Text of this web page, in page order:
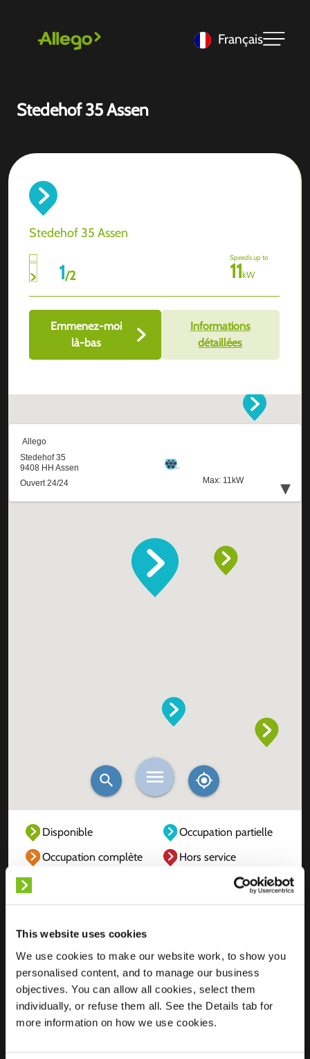
This website uses cookies
We use cookies to make our website work, to show you
personalised content, and to manage our business
objectives. You can allow all cookies, select them
individually, or refuse them all. See the Details tab for
more information on how we use cookies.
Français
Stedehof 35 Assen
Stedehof 35 Assen
1/2
Speeds up to
11kW
Emmenez-moi
là-bas
Informations
détaillées
Disponible
Occupation partielle
Occupation complète
Hors service
Localisation
Stedehof 35
9408 HH Assen
Pays-Bas